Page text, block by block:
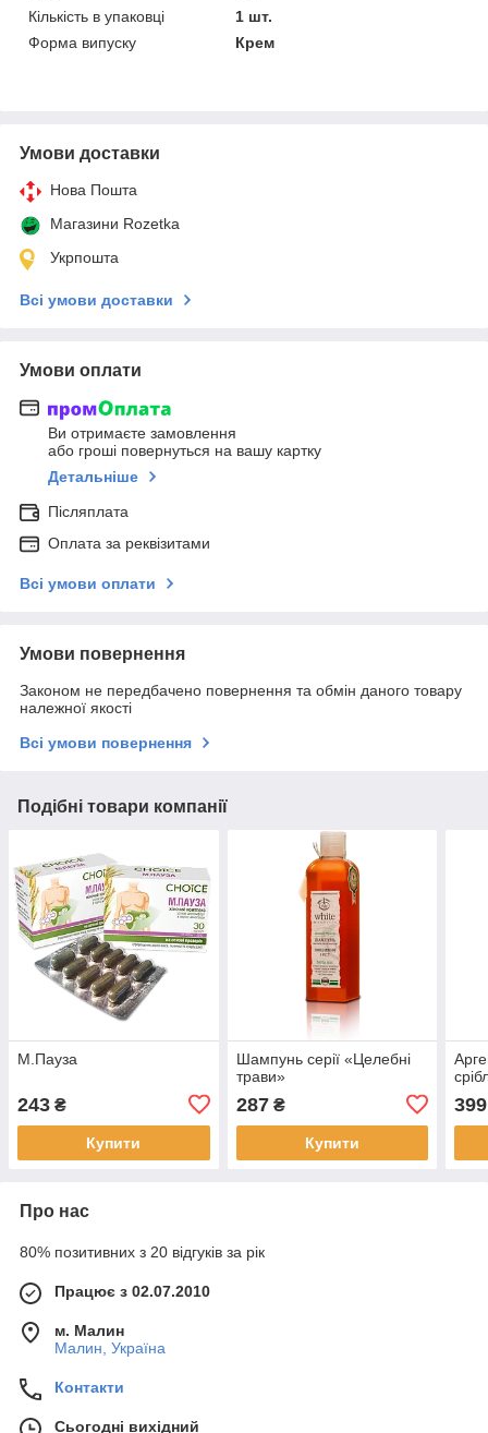
Кількість в упаковці
1 шт.
Форма випуску
Крем
Умови доставки
Нова Пошта
Магазини Rozetka
Укрпошта
Всі умови доставки
Умови оплати
Ви отримаєте замовлення
або гроші повернуться на вашу картку
Детальніше
Післяплата
Оплата за реквізитами
Всі умови оплати
Умови повернення
Законом не передбачено повернення та обмін даного товару
належної якості
Всі умови повернення
Подібні товари компанії
М.Пауза
243 ₴
Купити
Шампунь серії «Целебні
трави»
287₴
Купити
399
Про нас
80% позитивних з 20 відгуків за рік
Працює з 02.07.2010
м. Малин
Малин, Україна
Контакти
Сьогодні вихідний